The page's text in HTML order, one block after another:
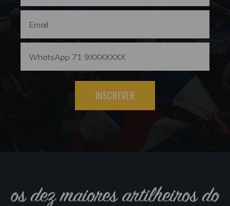
INSCREVER
os dez maiores artilheiros do